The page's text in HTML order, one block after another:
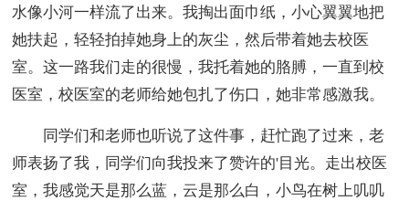
水像小河一样流了出来。我掏出面巾纸，小心翼翼地把
她扶起，轻轻拍掉她身上的灰尘，然后带着她去校医
室。这一路我们走的很慢，我托着她的胳膊，一直到校
医室，校医室的老师给她包扎了伤口，她非常感激我。
同学们和老师也听说了这件事，赶忙跑了过来，老
师表扬了我，同学们向我投来了赞许的'目光。走出校医
室，我感觉天是那么蓝，云是那么白，小鸟在树上叽叽